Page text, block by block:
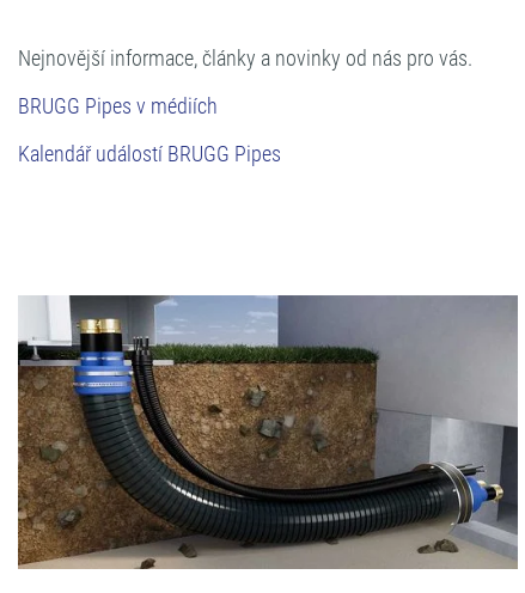
Nejnovější informace, články a novinky od nás pro vás.
BRUGG Pipes v médiích
Kalendář událostí BRUGG Pipes